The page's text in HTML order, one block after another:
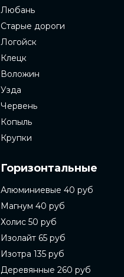
Любань
Старые дороги
Логойск
Клецк
Воложин
Узда
Червень
Копыль
Крупки
Горизонтальные
Алюминиевые 40 руб
Магнум 40 руб
Холис 50 руб
Изолайт 65 руб
Изотра 135 руб
Деревянные 260 руб